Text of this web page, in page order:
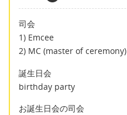
司会
1) Emcee
2) MC (master of ceremony)
誕生日会
birthday party
お誕生日会の司会